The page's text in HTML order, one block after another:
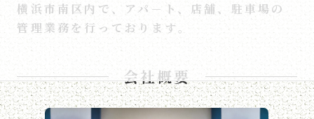
横浜市南区内で、アパ－ト、店舗、駐車場の
管理業務を行っております。
会社概要